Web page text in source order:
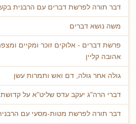
דבר תורה לפרשת דברים עם הרבנית
משה נושא דברים
פרשת דברים - אלוקים זוכר ומקיים
אהובה קליין
גולה אחר גולה, דם ואש ותמרות עשן
דברי הרה"ג יעקב עדס שליט"א על
דבר תורה לפרשת מטות-מסעי עם